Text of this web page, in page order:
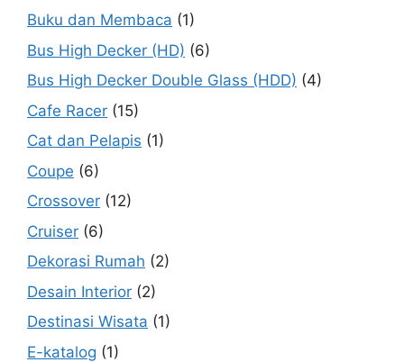
Buku dan Membaca (1)
Bus High Decker (HD) (6)
Bus High Decker Double Glass (HDD) (4)
Cafe Racer (15)
Cat dan Pelapis (1)
Coupe (6)
Crossover (12)
Cruiser (6)
Dekorasi Rumah (2)
Desain Interior (2)
Destinasi Wisata (1)
E-katalog (1)